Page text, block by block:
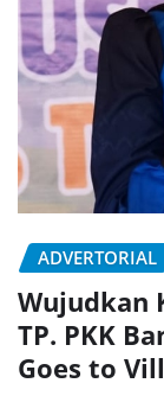
ADVERTORIAL
Wujudkan
TP. PKK
Goes to